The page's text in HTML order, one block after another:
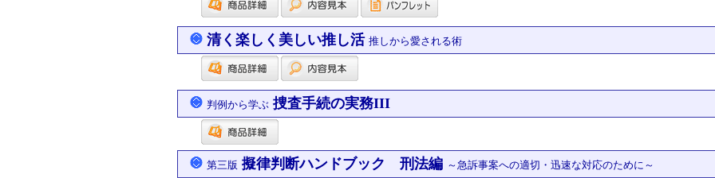
清く楽しく美しい推し活 推しから愛される術
判例から学ぶ 捜査手続の実務III
第三版 擬律判断ハンドブック 刑法編 ～急訴事案への適切・迅速な対応のために～